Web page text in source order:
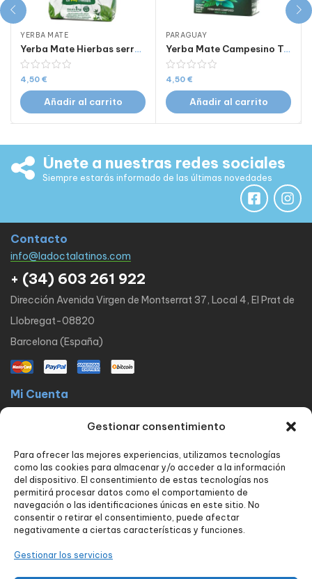
Gestionar consentimiento
Para ofrecer las mejores experiencias, utilizamos tecnologías
como las cookies para almacenar y/o acceder a la información
del dispositivo. El consentimiento de estas tecnologías nos
permitirá procesar datos como el comportamiento de
navegación o las identificaciones únicas en este sitio. No
consentir o retirar el consentimiento, puede afectar
negativamente a ciertas características y funciones.
Gestionar los servicios
YERBA MATE
Yerba Mate Hierbas serranas CBSé de 500g
4,50 €
Añadir al carrito
PARAGUAY
Yerba Mate Campesino Tradicional 500g
4,50 €
Añadir al carrito
Únete a nuestras redes sociales
Siempre estarás informado de las últimas novedades
Contacto
info@ladoctalatinos.com
+ (34) 603 261 922
Dirección Avenida Virgen de Montserrat 37, Local 4, El Prat de
Llobregat-08820
Barcelona (España)
Mi Cuenta
Políticas
FAQ Avisos legales
Política de privacidad
Política de envío y devoluciones
Política de cookies
Nuestros servicios